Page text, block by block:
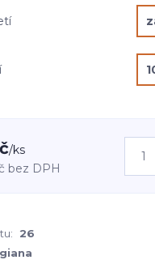
/ks
bez DPH
26